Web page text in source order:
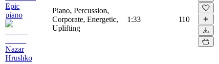
Epic
piano
Nazar
Hrushko
Piano, Percussion,
Corporate, Energetic,
Uplifting
1:33 110